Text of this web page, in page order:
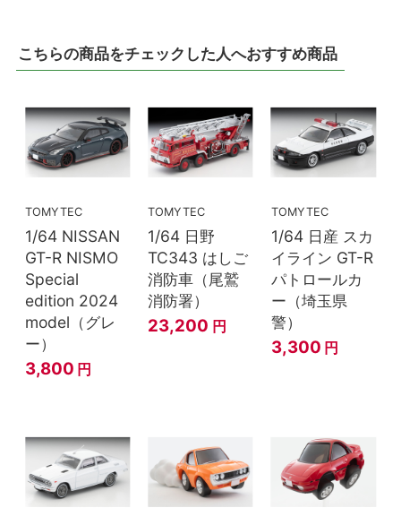
こちらの商品をチェックした人へおすすめ商品
TOMYTEC
1/64 NISSAN
GT-R NISMO
Special
edition 2024
model（グレ
ー）
3,800 円
TOMYTEC
1/64 日野
TC343 はしご
消防車（尾鷲
消防署）
23,200 円
TOMYTEC
1/64 日産 スカ
イライン GT-R
パトロールカ
ー（埼玉県
警）
3,300 円